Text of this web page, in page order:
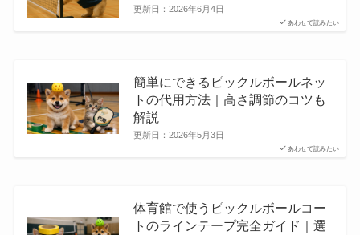
あわせて読みたい
更新日： 2026年6月4日
あわせて読みたい
簡単にできるピックルボールネッ
トの代用方法｜高さ調節のコツも
解説
更新日： 2026年5月3日
体育館で使うピックルボールコー
トのラインテープ完全ガイド｜選